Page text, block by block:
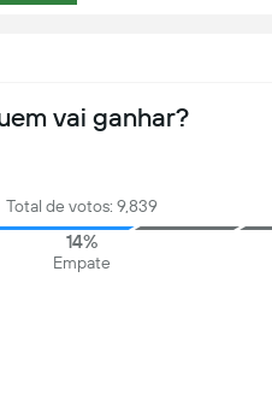
vai ganhar?
Total de votos: 9,839
14%
Empate